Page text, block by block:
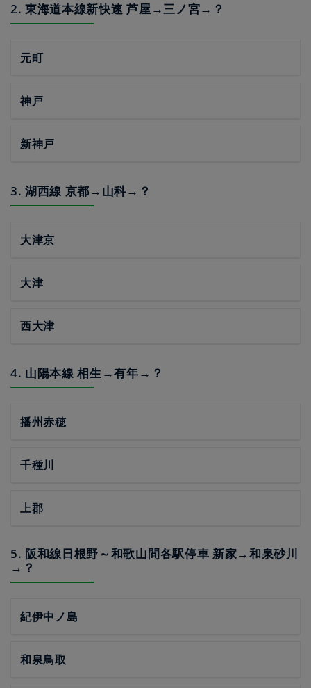
2. 東海道本線新快速 芦屋→三ノ宮→？
元町
神戸
新神戸
3. 湖西線 京都→山科→？
大津京
大津
西大津
4. 山陽本線 相生→有年→？
播州赤穂
千種川
上郡
5. 阪和線日根野～和歌山間各駅停車 新家→和泉砂川
→？
紀伊中ノ島
和泉鳥取